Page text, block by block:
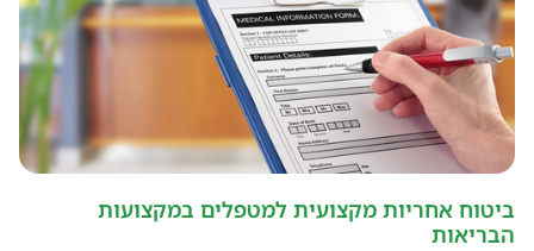
ביטוח אחריות מקצועית למטפלים במקצועות
הבריאות